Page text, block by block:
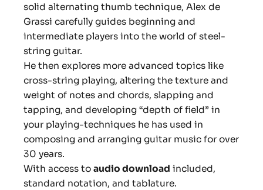
solid alternating thumb technique, Alex de
Grassi carefully guides beginning and
intermediate players into the world of steel-
string guitar.
He then explores more advanced topics like
cross-string playing, altering the texture and
weight of notes and chords, slapping and
tapping, and developing “depth of field” in
your playing-techniques he has used in
composing and arranging guitar music for over
30 years.
With access to audio download included,
standard notation, and tablature.